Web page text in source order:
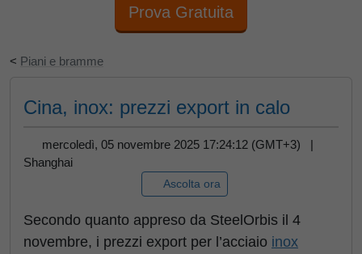
Prova Gratuita
< Piani e bramme
Cina, inox: prezzi export in calo
mercoledì, 05 novembre 2025 17:24:12 (GMT+3) |
Shanghai
Ascolta ora
Secondo quanto appreso da SteelOrbis il 4
novembre, i prezzi export per l’acciaio inox